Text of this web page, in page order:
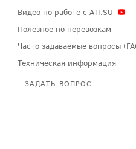
Видео по работе с ATI.SU
Полезное по перевозкам
Часто задаваемые вопросы
Техническая информация
ЗАДАТЬ ВОПРОС